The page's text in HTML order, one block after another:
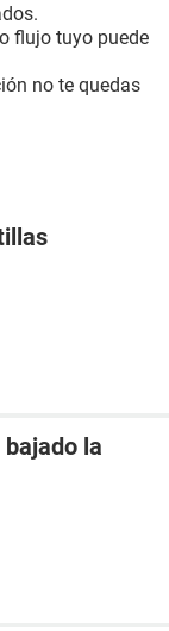
flujo tuyo puede
no te quedas
la